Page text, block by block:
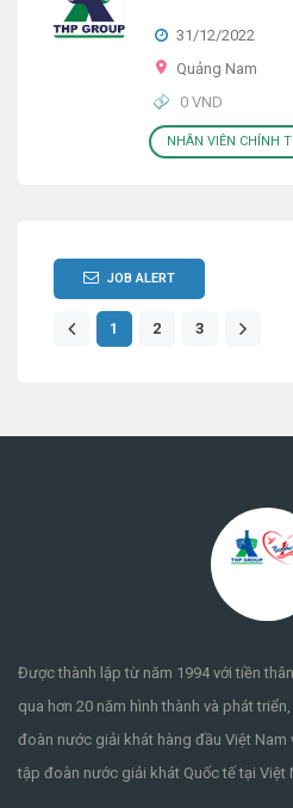
31/12/2022
Quảng Nam
0 VND
NHÂN VIÊN CHÍNH
JOB ALERT
1 2 3
Được thành lập từ năm 1994 với tiền
qua hơn 20 năm hình thành và phát
đoàn nước giải khát hàng đầu Việt
tập đoàn nước giải khát Quốc tế tại Việt